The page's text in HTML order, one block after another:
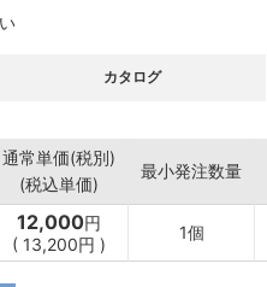
カタログ
通常単価(税別)
(税込単価)
最小発注数量
12,000円
( 13,200円 )
1個